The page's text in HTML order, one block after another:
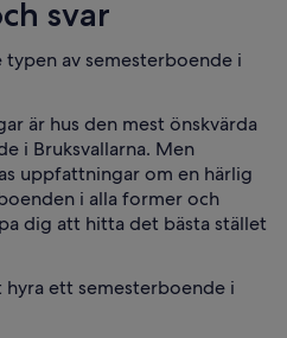
svar
av semesterboende i
är hus den mest önskvärda
i Bruksvallarna. Men
uppfattningar om en härlig
i alla former och
dig att hitta det bästa stället
ett semesterboende i